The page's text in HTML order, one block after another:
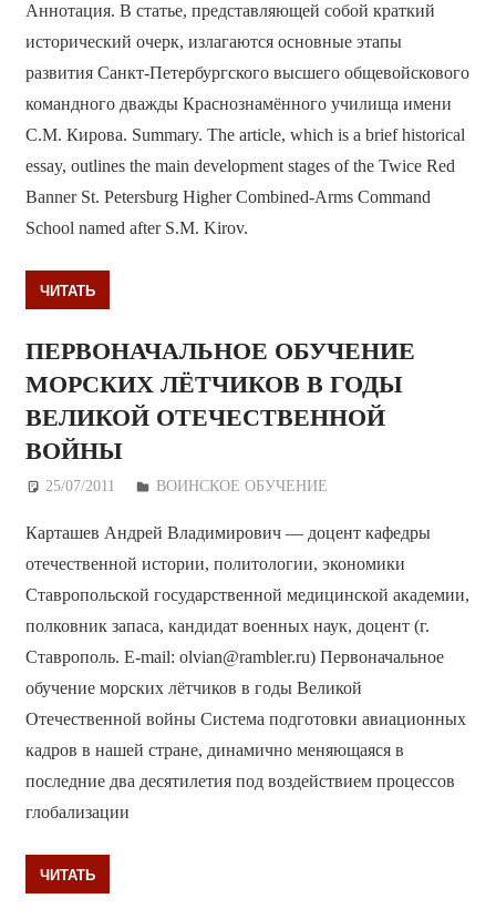
Аннотация. В статье, представляющей собой краткий
исторический очерк, излагаются основные этапы
развития Санкт-Петербургского высшего общевойскового
командного дважды Краснознамённого училища имени
С.М. Кирова. Summary. The article, which is a brief historical
essay, outlines the main development stages of the Twice Red
Banner St. Petersburg Higher Combined-Arms Command
School named after S.M. Kirov.
ЧИТАТЬ
ПЕРВОНАЧАЛЬНОЕ ОБУЧЕНИЕ
МОРСКИХ ЛЁТЧИКОВ В ГОДЫ
ВЕЛИКОЙ ОТЕЧЕСТВЕННОЙ
ВОЙНЫ
25/07/2011 Дежурный по Редакции
ВОИНСКОЕ ОБУЧЕНИЕ
Карташев Андрей Владимирович — доцент кафедры
отечественной истории, политологии, экономики
Ставропольской государственной медицинской академии,
полковник запаса, кандидат военных наук, доцент (г.
Ставрополь. E-mail: olvian@rambler.ru) Первоначальное
обучение морских лётчиков в годы Великой
Отечественной войны Система подготовки авиационных
кадров в нашей стране, динамично меняющаяся в
последние два десятилетия под воздействием процессов
глобализации
ЧИТАТЬ